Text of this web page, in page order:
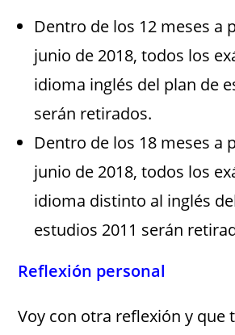
Dentro de los 12 meses a
junio de 2018, todos los
idioma inglés del plan de
serán retirados.
Dentro de los 18 meses a
junio de 2018, todos los
idioma distinto al inglés
estudios 2011 serán
Reflexión personal
Voy con otra reflexión y que